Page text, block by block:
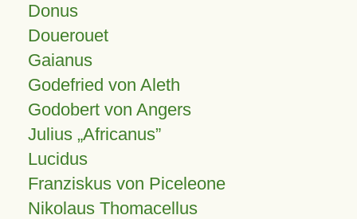
Donus
Douerouet
Gaianus
Godefried von Aleth
Godobert von Angers
Julius Africanus
Lucidus
Franziskus von Piceleone
Nikolaus Thomacellus